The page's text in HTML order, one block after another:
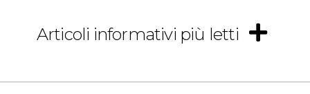
Articoli informativi più letti